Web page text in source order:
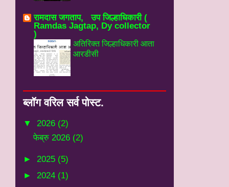
रामदास जगताप, उप जिल्हाधिकारी (
Ramdas Jagtap, Dy collector
)
अतिरिक्त जिल्हाधिकारी आता
आरडीसी
ब्‍लॉग वरिल सर्व पोस्‍ट.
▼ 2026 (2)
फेब्रु 2026 (2)
► 2025 (5)
► 2024 (1)